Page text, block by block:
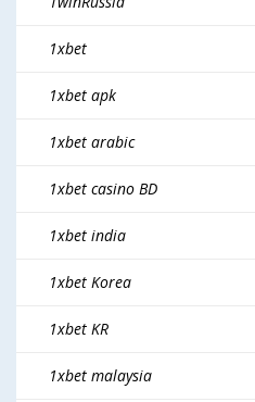
1xbet
1xbet apk
1xbet arabic
1xbet casino BD
1xbet india
1xbet Korea
1xbet KR
1xbet malaysia